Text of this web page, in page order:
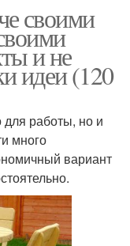
своими
и не
идеи (120
для работы, но и
много
вариант